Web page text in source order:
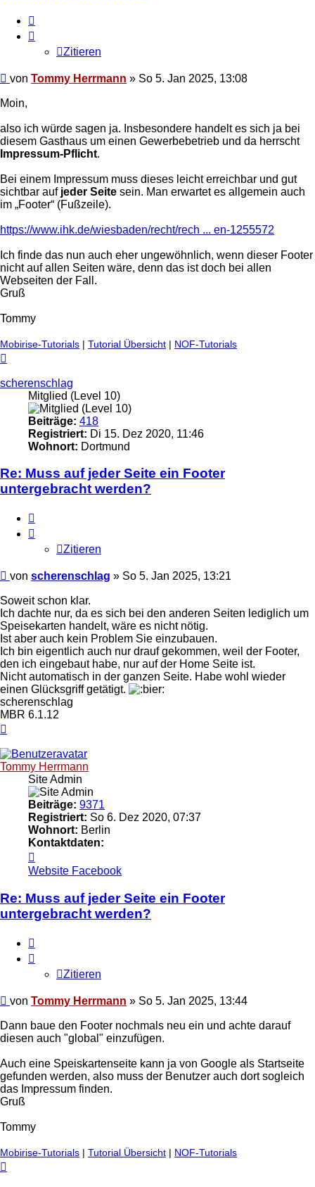
Zitieren
Ungelesener
von Tommy Herrmann » So 5. Jan 2025, 13:08
Moin,
also ich würde sagen ja. Insbesondere handelt es sich ja bei
diesem Gasthaus um einen Gewerbebetrieb und da herrscht
Impressum-Pflicht.
Bei einem Impressum muss dieses leicht erreichbar und gut
sichtbar auf jeder Seite sein. Man erwartet es allgemein auch
im
Footer (Fußzeile).
https://www.ihk.de/wiesbaden/recht/rech ... en-1255572
Ich finde das nun auch eher ungewöhnlich, wenn dieser Footer
nicht auf allen Seiten wäre, denn das ist doch bei allen
Webseiten der Fall.
Gruß
Tommy
Mobirise-Tutorials Tutorial Übersicht NOF-Tutorials
scherenschlag
Mitglied (Level 10)
Beiträge: 418
Registriert: Di 15. Dez 2020, 11:46
Wohnort: Dortmund
Re: Muss auf jeder Seite ein Footer
untergebracht werden?
Zitieren
Ungelesener
von scherenschlag » So 5. Jan 2025, 13:21
Soweit schon klar.
Ich dachte nur, da es sich bei den anderen Seiten lediglich um
Speisekarten handelt, wäre es nicht nötig.
Ist aber auch kein Problem Sie einzubauen.
Ich bin eigentlich auch nur drauf gekommen, weil der Footer,
den ich eingebaut habe, nur auf der Home Seite ist.
Nicht automatisch in der ganzen Seite. Habe wohl wieder
einen Glücksgriff getätigt.
scherenschlag
MBR 6.1.12
Tommy Herrmann
Site Admin
Beiträge: 9371
Registriert: So 6. Dez 2020, 07:37
Wohnort: Berlin
Kontaktdaten:
von
Tommy
Herrmann
Website Facebook
Re: Muss auf jeder Seite ein Footer
untergebracht werden?
Zitieren
Ungelesener
von Tommy Herrmann » So 5. Jan 2025, 13:44
Dann baue den Footer nochmals neu ein und achte darauf
diesen auch "global" einzufügen.
Auch eine Speiskartenseite kann ja von Google als Startseite
gefunden werden, also muss der Benutzer auch dort sogleich
das Impressum finden.
Gruß
Tommy
Mobirise-Tutorials | Tutorial Übersicht | NOF-Tutorials